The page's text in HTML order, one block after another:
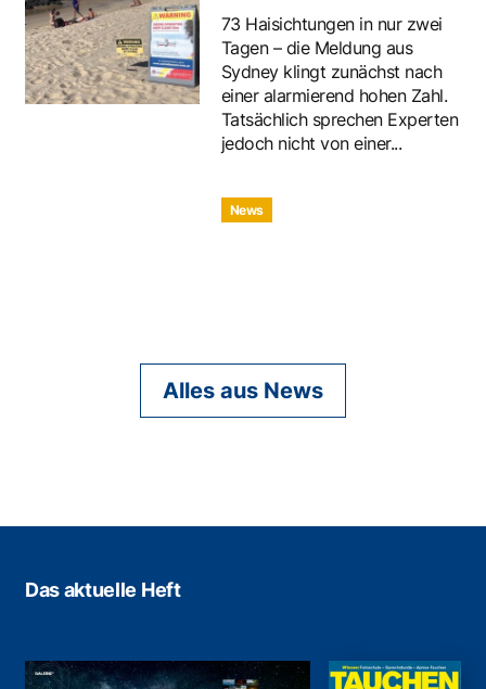
73 Haisichtungen in nur zwei
Tagen – die Meldung aus
Sydney klingt zunächst nach
einer alarmierend hohen Zahl.
Tatsächlich sprechen Experten
jedoch nicht von einer...
News
Alles aus News
Das aktuelle Heft